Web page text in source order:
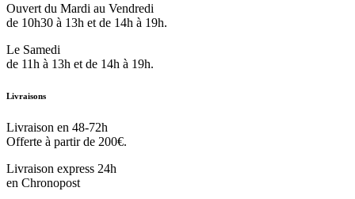
Ouvert du Mardi au Vendredi
de 10h30 à 13h et de 14h à 19h.
Le Samedi
de 11h à 13h et de 14h à 19h.
Livraisons
Livraison en 48-72h
Offerte à partir de 200€.
Livraison express 24h
en Chronopost